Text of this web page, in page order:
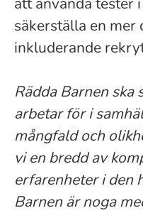
säkerställa en mer
inkluderande
Rädda Barnen ska
arbetar för i
mångfald och
vi en bredd av
erfarenheter i den
Barnen är noga